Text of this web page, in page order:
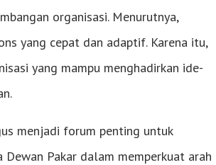
organisasi. Menurutnya,
yang cepat dan adaptif. Karena itu,
yang mampu menghadirkan ide-
menjadi forum penting untuk
Pakar dalam memperkuat arah